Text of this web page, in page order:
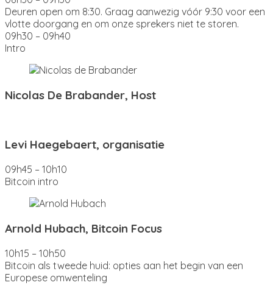
Deuren open om 8:30. Graag aanwezig vóór 9:30 voor een
vlotte doorgang en om onze sprekers niet te storen.
09h30 – 09h40
Intro
Nicolas De Brabander, Host
Levi Haegebaert, organisatie
09h45 – 10h10
Bitcoin intro
Arnold Hubach, Bitcoin Focus
10h15 – 10h50
Bitcoin als tweede huid: opties aan het begin van een
Europese omwenteling